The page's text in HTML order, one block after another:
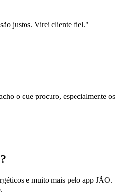
justos. Virei cliente fiel."
o que procuro, especialmente os
e muito mais pelo app JÃO.